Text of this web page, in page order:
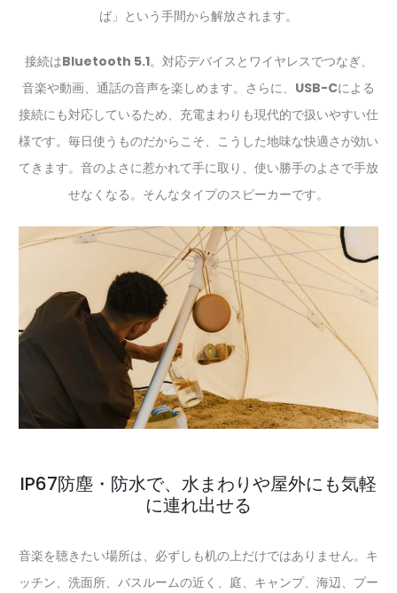
ば」という手間から解放されます。
接続はBluetooth 5.1。対応デバイスとワイヤレスでつなぎ、
音楽や動画、通話の音声を楽しめます。さらに、 USB-Cによる
接続にも対応しているため、充電まわりも現代的で扱いやすい仕
様です。毎日使うものだからこそ、こうした地味な快適さが効い
てきます。音のよさに惹かれて手に取り、使い勝手のよさで手放
せなくなる。そんなタイプのスピーカーです。
IP67防塵・防水で、水まわりや屋外にも気軽
に連れ出せる
音楽を聴きたい場所は、必ずしも机の上だけではありません。キ
ッチン、洗面所、バスルームの近く、庭、キャンプ、海辺、プー